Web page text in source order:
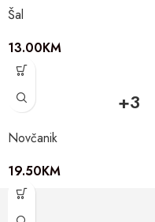
Šal
13.00KM
+3
Novčanik
19.50KM